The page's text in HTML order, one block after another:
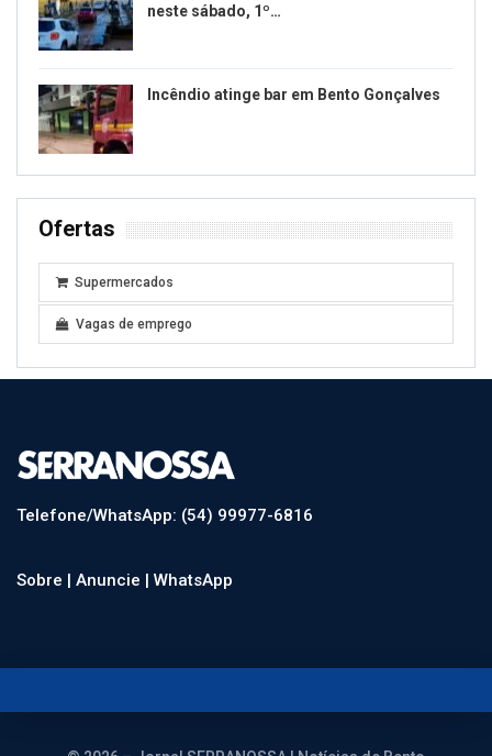
neste sábado, 1º…
Incêndio atinge bar em Bento Gonçalves
Ofertas
Supermercados
Vagas de emprego
Telefone/WhatsApp: (54) 99977-6816
Sobre | Anuncie | WhatsApp